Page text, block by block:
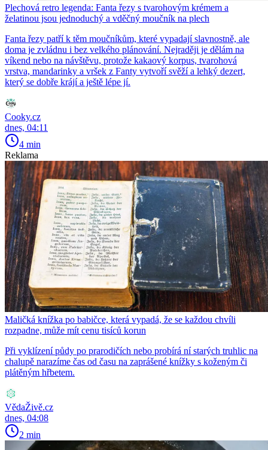
Plechová retro legenda: Fanta řezy s tvarohovým krémem a
želatinou jsou jednoduchý a vděčný moučník na plech
Fanta řezy patří k těm moučníkům, které vypadají slavnostně, ale
doma je zvládnu i bez velkého plánování. Nejraději je dělám na
víkend nebo na návštěvu, protože kakaový korpus, tvarohová
vrstva, mandarinky a vršek z Fanty vytvoří svěží a lehký dezert,
který se dobře krájí a ještě lépe jí.
Cooky.cz
dnes, 04:11
4 min
Reklama
Maličká knížka po babičce, která vypadá, že se každou chvíli
rozpadne, může mít cenu tisíců korun
Při vyklízení půdy po prarodičích nebo probírá ní starých truhlic na
chalupě narazíme čas od času na zaprášené knížky s koženým či
plátěným hřbetem.
VědaŽivě.cz
dnes, 04:08
2 min